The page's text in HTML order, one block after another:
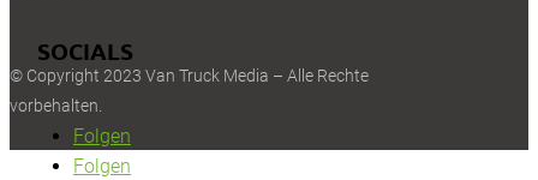
SOCIALS
Folgen
Folgen
© Copyright 2023 Van Truck Media – Alle Rechte
vorbehalten.